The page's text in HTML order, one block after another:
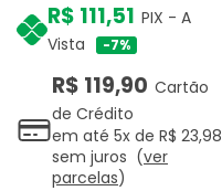
R$ 111,51 PIX - A
Vista
7%
R$ 119,90 Cartão
de Crédito
em até 5x de R$ 23,98
sem juros
ver
parcelas